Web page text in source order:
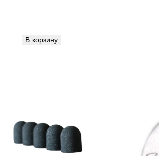
В корзину